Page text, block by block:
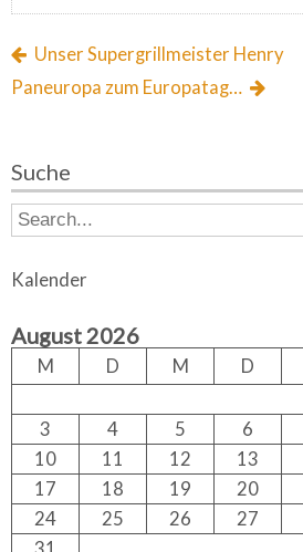
Unser Supergrillmeister Henry
Paneuropa zum Europatag…
Suche
S
e
r
h
o
r:
Kalender
August 2026
M D M D
3
4 5 6
10
11 12 13
17
18 19 20
24
25 26 27